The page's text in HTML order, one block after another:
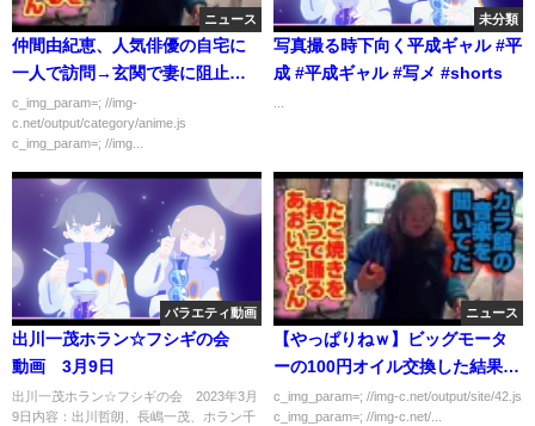
ニュース
仲間由紀恵、人気俳優の自宅に
一人で訪問→玄関で妻に阻止さ
れる
c_img_param=; //img-
c.net/output/category/anime.js
c_img_param=; //img...
未分類
写真撮る時下向く平成ギャル #平
成 #平成ギャル #写メ #shorts
バラエティ動画
出川一茂ホラン☆フシギの会
動画 3月9日
出川一茂ホラン☆フシギの会 2023年3月
9日内容：出川哲朗、長嶋一茂、ホラン千
ニュース
【やっぱりねｗ】ビッグモータ
ーの100円オイル交換した結果ｗ
ｗｗｗｗ
c_img_param=; //img-c.net/output/site/42.js
c_img_param=; //img-c.net/...